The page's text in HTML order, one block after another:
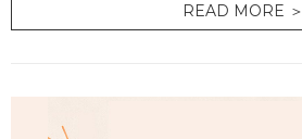
READ MORE ＞